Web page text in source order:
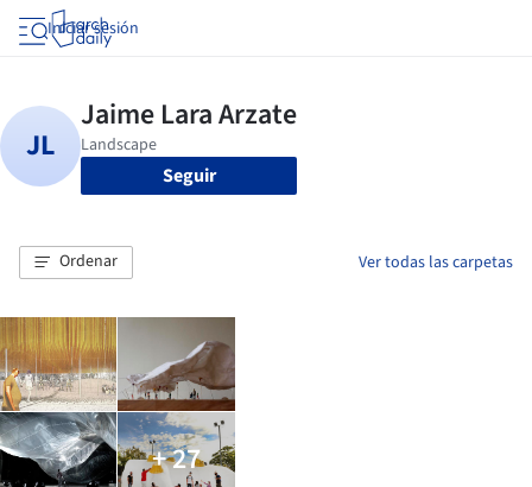
Iniciar sesión
Seguir
Ordenar Ver todas las carpetas
+ 27